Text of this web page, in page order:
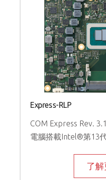
Express-RLP
COM Express Rev.
電腦搭載Intel®第13
了解